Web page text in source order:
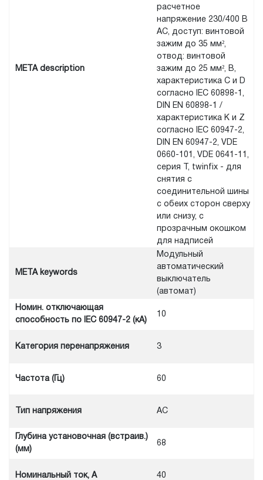
META description
расчетное
напряжение 230/400 В
AC, доступ: винтовой
зажим до 35 мм²,
отвод: винтовой
зажим до 25 мм², B,
характеристика C и D
согласно IEC 60898-1,
DIN EN 60898-1 /
характеристика K и Z
согласно IEC 60947-2,
DIN EN 60947-2, VDE
0660-101, VDE 0641-11,
серия Т, twinfix - для
снятия с
соединительной шины
с обеих сторон сверху
или снизу, с
прозрачным окошком
для надписей
META keywords
Модульный
автоматический
выключатель
(автомат)
Номин. отключающая
способность по IEC 60947-2 (кА)
10
Категория перенапряжения 3
Частота (Гц) 60
Тип напряжения AC
Глубина установочная (встраив.)
(мм)
68
Номинальный ток, А 40